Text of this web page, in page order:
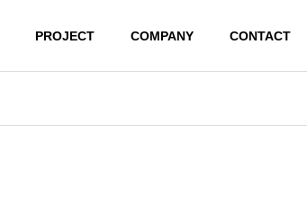
PROJECT COMPANY CONTACT